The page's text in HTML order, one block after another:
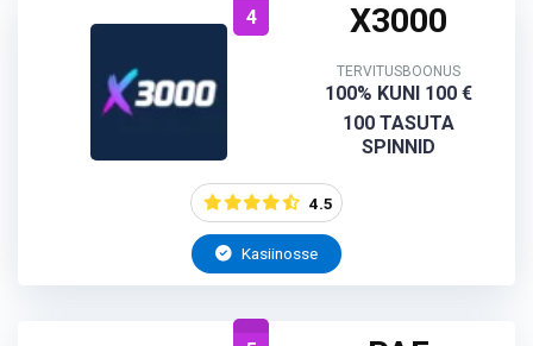
4 X3000
TERVITUSBOONUS
100% KUNI 100 €
100 TASUTA
SPINNID
4.5
Kasiinosse